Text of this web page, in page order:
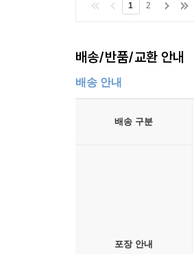
1 2
배송/반품/교환 안내
배송 안내
배송 구분
포장 안내